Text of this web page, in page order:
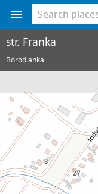
str. Franka
Borodianka
<%